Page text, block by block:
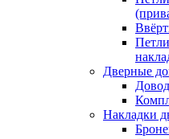
Дверные
Накладки